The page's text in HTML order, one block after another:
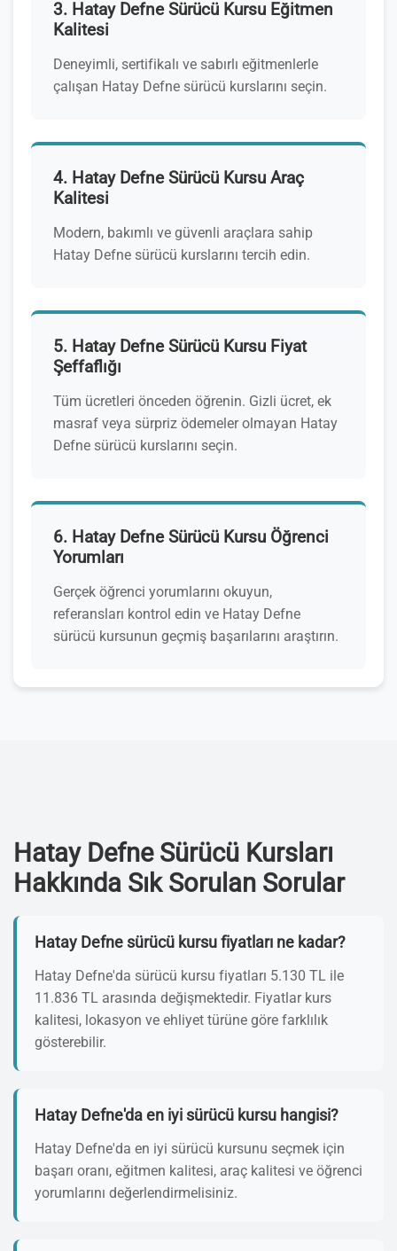
3. Hatay Defne Sürücü Kursu Eğitmen
Kalitesi
Deneyimli, sertifikalı ve sabırlı eğitmenlerle
çalışan Hatay Defne sürücü kurslarını seçin.
4. Hatay Defne Sürücü Kursu Araç
Kalitesi
Modern, bakımlı ve güvenli araçlara sahip
Hatay Defne sürücü kurslarını tercih edin.
5. Hatay Defne Sürücü Kursu Fiyat
Şeffaflığı
Tüm ücretleri önceden öğrenin. Gizli ücret, ek
masraf veya sürpriz ödemeler olmayan Hatay
Defne sürücü kurslarını seçin.
6. Hatay Defne Sürücü Kursu Öğrenci
Yorumları
Gerçek öğrenci yorumlarını okuyun,
referansları kontrol edin ve Hatay Defne
sürücü kursunun geçmiş başarılarını araştırın.
Hatay Defne Sürücü Kursları
Hakkında Sık Sorulan Sorular
Hatay Defne sürücü kursu fiyatları ne kadar?
Hatay Defne'da sürücü kursu fiyatları 5.130 TL ile
11.836 TL arasında değişmektedir. Fiyatlar kurs
kalitesi, lokasyon ve ehliyet türüne göre farklılık
gösterebilir.
Hatay Defne'da en iyi sürücü kursu hangisi?
Hatay Defne'da en iyi sürücü kursunu seçmek için
başarı oranı, eğitmen kalitesi, araç kalitesi ve öğrenci
yorumlarını değerlendirmelisiniz.